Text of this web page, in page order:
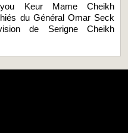
Keur Mame Cheikh
du Général Omar Seck
de Serigne Cheikh